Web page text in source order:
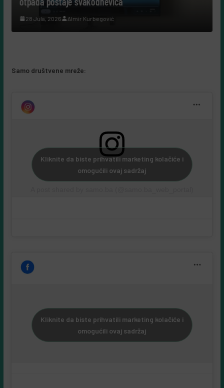
Samo društvene mreže:
Kliknite da biste prihvatili marketing kolačiće i
omogućili ovaj sadržaj
Kliknite da biste prihvatili marketing kolačiće i
omogućili ovaj sadržaj